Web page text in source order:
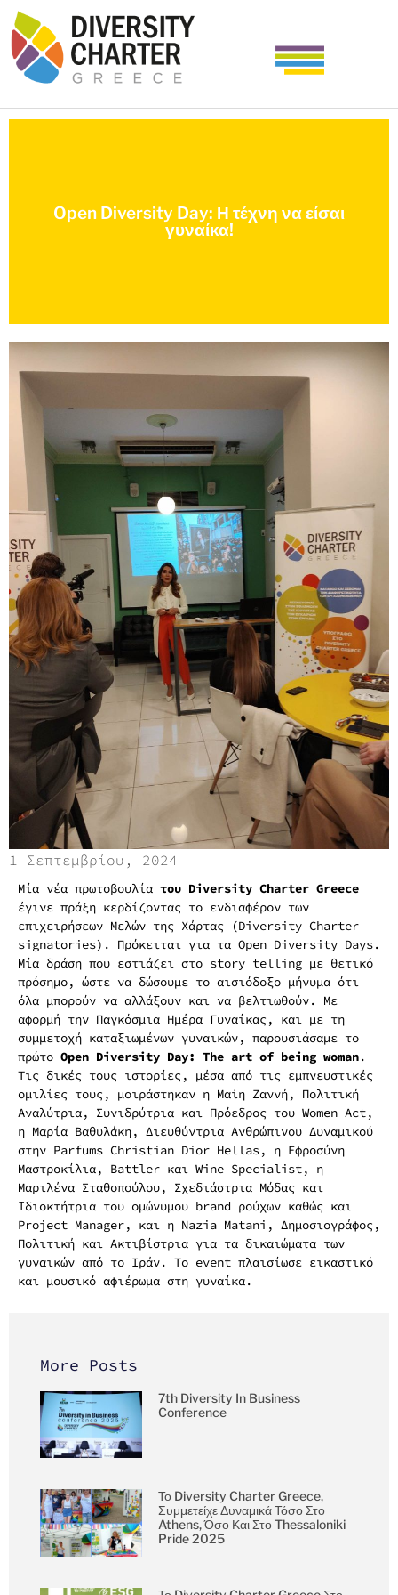
Open Diversity Day: Η τέχνη να είσαι
γυναίκα!
1 Σεπτεμβρίου, 2024
Μία νέα πρωτοβουλία του Diversity Charter Greece
έγινε πράξη κερδίζοντας το ενδιαφέρον των
επιχειρήσεων Μελών της Χάρτας (Diversity Charter
signatories). Πρόκειται για τα Open Diversity Days.
Μία δράση που εστιάζει στο story telling με θετικό
πρόσημο, ώστε να δώσουμε το αισιόδοξο μήνυμα ότι
όλα μπορούν να αλλάξουν και να βελτιωθούν. Με
αφορμή την Παγκόσμια Ημέρα Γυναίκας, και με τη
συμμετοχή καταξιωμένων γυναικών, παρουσιάσαμε το
πρώτο Open Diversity Day: The art of being woman.
Τις δικές τους ιστορίες, μέσα από τις εμπνευστικές
ομιλίες τους, μοιράστηκαν η Μαίη Ζαννή, Πολιτική
Αναλύτρια, Συνιδρύτρια και Πρόεδρος του Women Act,
η Μαρία Βαθυλάκη, Διευθύντρια Ανθρώπινου Δυναμικού
στην Parfums Christian Dior Hellas, η Εφροσύνη
Μαστροκίλια, Battler και Wine Specialist, η
Μαριλένα Σταθοπούλου, Σχεδιάστρια Μόδας και
Ιδιοκτήτρια του ομώνυμου brand ρούχων καθώς και
Project Manager, και η Nazia Matani, Δημοσιογράφος,
Πολιτική και Ακτιβίστρια για τα δικαιώματα των
γυναικών από το Ιράν. Το event πλαισίωσε εικαστικό
και μουσικό αφιέρωμα στη γυναίκα.
More Posts
7th Diversity In Business
Conference
Το Diversity Charter Greece,
Συμμετείχε Δυναμικά Τόσο Στο
Athens, Όσο Και Στο Thessaloniki
Pride 2025